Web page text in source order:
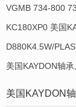
KC180XP0 美国
D880K4.5W/
美国KAYDON轴
美国KAYDON